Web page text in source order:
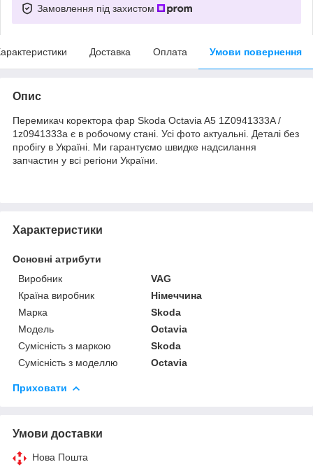
Замовлення під захистом
Доставка Оплата Умови повернення
Опис
Перемикач коректора фар Skoda Octavia A5 1Z0941333A /
1z0941333a є в робочому стані. Усі фото актуальні. Деталі без
пробігу в Україні. Ми гарантуємо швидке надсилання
запчастин у всі регіони України.
Характеристики
Основні атрибути
Виробник
VAG
Країна виробник
Німеччина
Марка
Skoda
Модель
Octavia
Сумісність з маркою
Skoda
Сумісність з моделлю
Octavia
Приховати
Умови доставки
Нова Пошта